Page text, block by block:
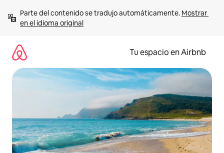
contenido
Parte del contenido se tradujo automáticamente. Mostrar
en el idioma original
Tu espacio en Airbnb